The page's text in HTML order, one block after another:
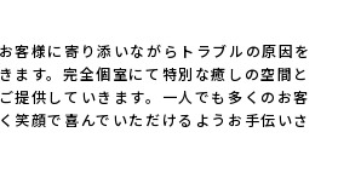
客様に寄り添いながらトラブルの原因を
ます。完全個室にて特別な癒しの空間と
提供していきます。一人でも多くのお客
笑顔で喜んでいただけるようお手伝いさ